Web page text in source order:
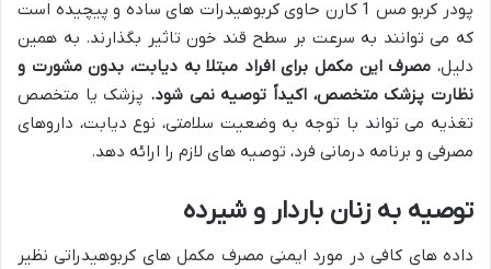
پودر کربو مس 1 کارن حاوی کربوهیدرات های ساده و پیچیده است
که می توانند به سرعت بر سطح قند خون تاثیر بگذارند. به همین
دلیل، مصرف این مکمل برای افراد مبتلا به دیابت، بدون مشورت و
نظارت پزشک متخصص، اکیداً توصیه نمی شود. پزشک یا متخصص
تغذیه می تواند با توجه به وضعیت سلامتی، نوع دیابت، داروهای
مصرفی و برنامه درمانی فرد، توصیه های لازم را ارائه دهد.
توصیه به زنان باردار و شیرده
داده های کافی در مورد ایمنی مصرف مکمل های کربوهیدراتی نظیر